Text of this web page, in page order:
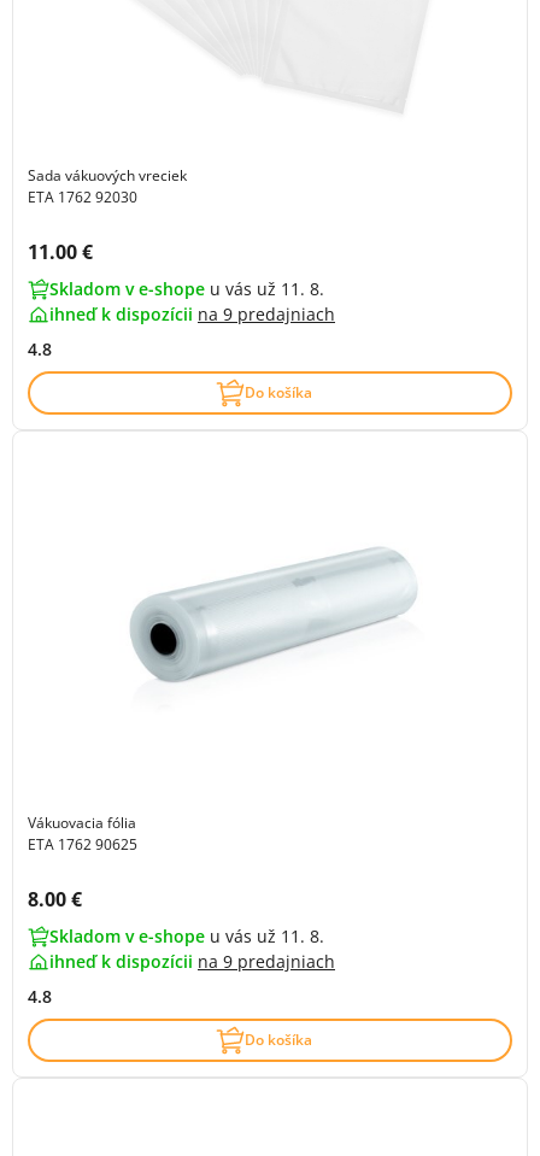
Sada vákuových vreciek
ETA 1762 92030
Cena s DPH:
11.00 €
Skladom v e-shope u vás už 11. 8.
ihneď k dispozícii na 9 predajniach
4.8
Do košíka
Vákuovacia fólia
ETA 1762 90625
Cena s DPH:
8.00 €
Skladom v e-shope u vás už 11. 8.
ihneď k dispozícii na 9 predajniach
4.8
Do košíka